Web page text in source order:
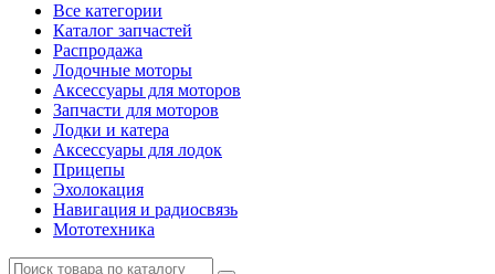
Все категории
Каталог запчастей
Распродажа
Лодочные моторы
Аксессуары для моторов
Запчасти для моторов
Лодки и катера
Аксессуары для лодок
Прицепы
Эхолокация
Навигация и радиосвязь
Мототехника